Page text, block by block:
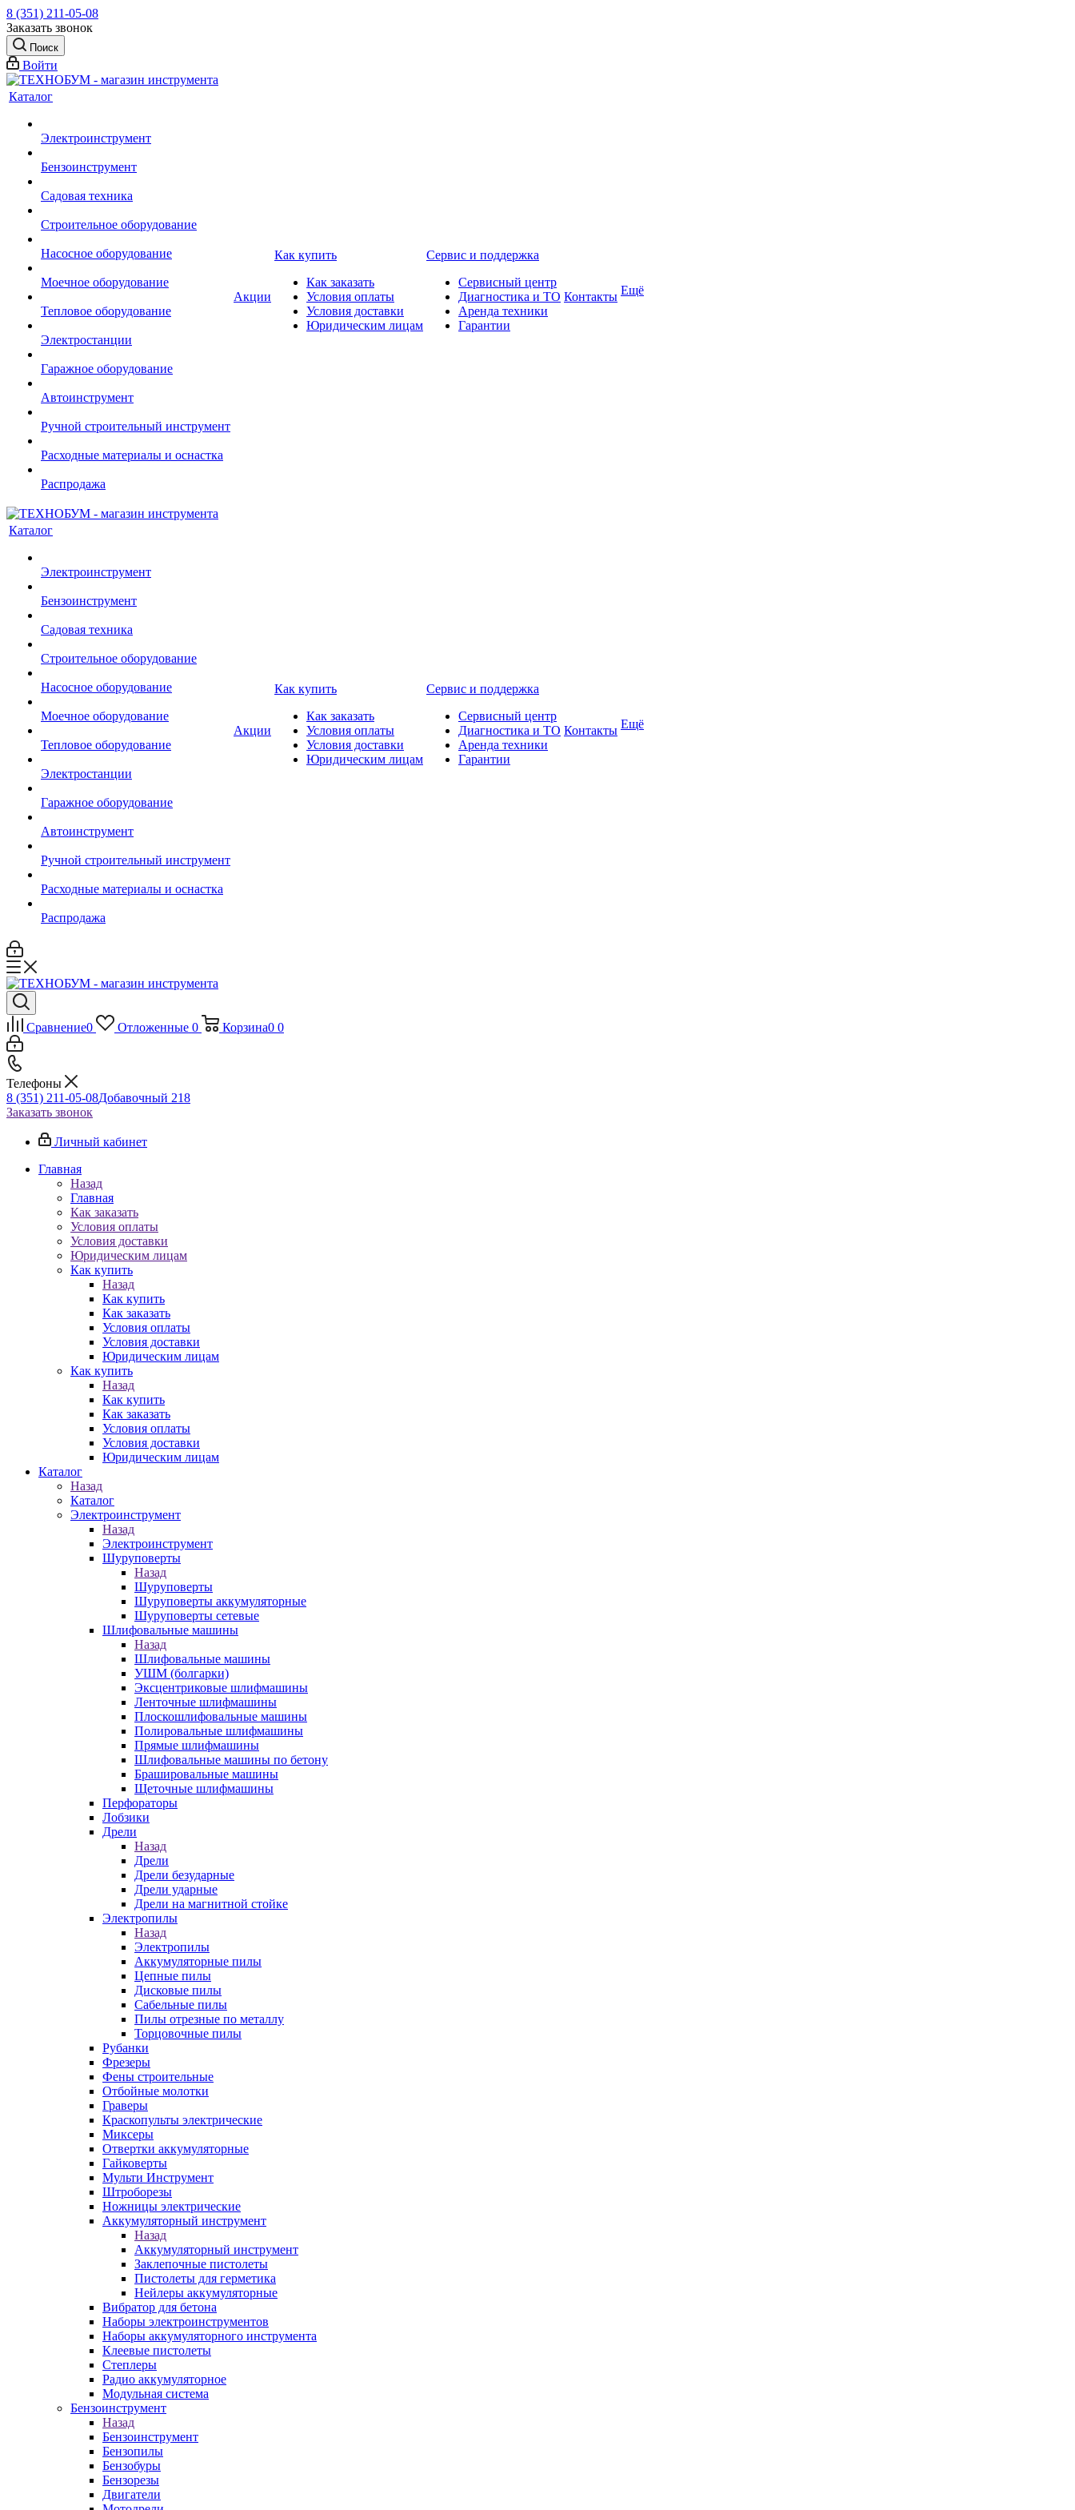
8 (351) 211-05-08
Заказать звонок
Поиск
Войти
Каталог
Электроинструмент
Бензоинструмент
Садовая техника
Строительное оборудование
Насосное оборудование
Моечное оборудование
Тепловое оборудование
Электростанции
Гаражное оборудование
Автоинструмент
Ручной строительный инструмент
Расходные материалы и оснастка
Распродажа
Акции
Как купить
Как заказать
Условия оплаты
Условия доставки
Юридическим лицам
Сервис и поддержка
Сервисный центр
Диагностика и ТО
Аренда техники
Гарантии
Контакты Ещё
Каталог
Электроинструмент
Бензоинструмент
Садовая техника
Строительное оборудование
Насосное оборудование
Моечное оборудование
Тепловое оборудование
Электростанции
Гаражное оборудование
Автоинструмент
Ручной строительный инструмент
Расходные материалы и оснастка
Распродажа
Акции
Как купить
Как заказать
Условия оплаты
Условия доставки
Юридическим лицам
Сервис и поддержка
Сервисный центр
Диагностика и ТО
Аренда техники
Гарантии
Контакты Ещё
Сравнение0 Отложенные 0 Корзина0 0
Телефоны
8 (351) 211-05-08Добавочный 218
Заказать звонок
Личный кабинет
Главная
Назад
Главная
Как заказать
Условия оплаты
Условия доставки
Юридическим лицам
Как купить
Назад
Как купить
Как заказать
Условия оплаты
Условия доставки
Юридическим лицам
Как купить
Назад
Как купить
Как заказать
Условия оплаты
Условия доставки
Юридическим лицам
Каталог
Назад
Каталог
Электроинструмент
Назад
Электроинструмент
Шуруповерты
Назад
Шуруповерты
Шуруповерты аккумуляторные
Шуруповерты сетевые
Шлифовальные машины
Назад
Шлифовальные машины
УШМ (болгарки)
Эксцентриковые шлифмашины
Ленточные шлифмашины
Плоскошлифовальные машины
Полировальные шлифмашины
Прямые шлифмашины
Шлифовальные машины по бетону
Брашировальные машины
Щеточные шлифмашины
Перфораторы
Лобзики
Дрели
Назад
Дрели
Дрели безударные
Дрели ударные
Дрели на магнитной стойке
Электропилы
Назад
Электропилы
Аккумуляторные пилы
Цепные пилы
Дисковые пилы
Сабельные пилы
Пилы отрезные по металлу
Торцовочные пилы
Рубанки
Фрезеры
Фены строительные
Отбойные молотки
Граверы
Краскопульты электрические
Миксеры
Отвертки аккумуляторные
Гайковерты
Мульти Инструмент
Штроборезы
Ножницы электрические
Аккумуляторный инструмент
Назад
Аккумуляторный инструмент
Заклепочные пистолеты
Пистолеты для герметика
Нейлеры аккумуляторные
Вибратор для бетона
Наборы электроинструментов
Наборы аккумуляторного инструмента
Клеевые пистолеты
Степлеры
Радио аккумуляторное
Модульная система
Бензоинструмент
Назад
Бензоинструмент
Бензопилы
Бензобуры
Бензорезы
Двигатели